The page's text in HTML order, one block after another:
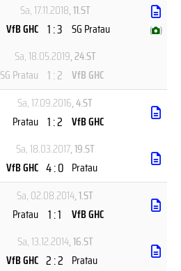
Sa, 17.11.2018, 11.ST
VfB GHC 1 : 3 SG Pratau ( )
Sa, 18.05.2019, 24.ST
SG Pratau 1 : 2 VfB GHC
Sa, 17.09.2016, 4.ST
Pratau 1 : 2 VfB GHC
Sa, 18.03.2017, 19.ST
VfB GHC 4 : 0 Pratau
Sa, 02.08.2014, 1.ST
Pratau 1 : 1
VfB GHC
Sa, 13.12.2014, 16.ST
VfB GHC 2 : 2 Pratau